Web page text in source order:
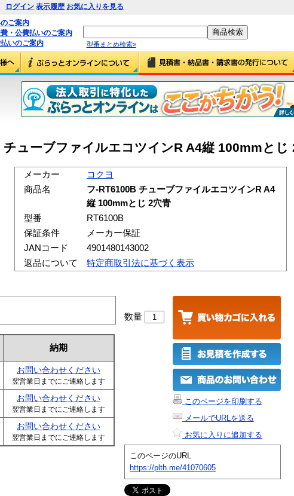
ログイン 表示履歴 お気に入りを見る
ご案内
・公費払いのご案内
いのご案内
型番まとめ検索»
ューブファイルエコツインR A4縦 100mmとじ
メーカー
コクヨ
商品名
フ-RT6100B チューブファイルエコツインR A4
縦 100mmとじ 2穴青
型番
RT6100B
保証条件
メーカー保証
JANコード
4901480143002
返品について
特定商取引法に基づく表示
納期
お問い合わせください
翌営業日までにご連絡します
お問い合わせください
翌営業日までにご連絡します
お問い合わせください
翌営業日までにご連絡します
数量
このページを印刷する
メールでURLを送る
お気に入りに追加する
このページのURL
https://plth.me/41070605